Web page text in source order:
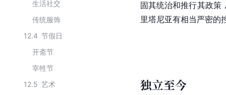
生活社交
传统服饰
12.4 节假日
开斋节
宰牲节
12.5 艺术
固其统治和推行其政策
里塔尼亚有相当严密的
独立至今